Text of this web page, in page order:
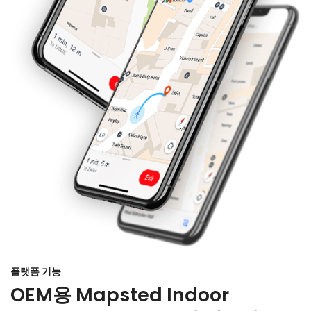
플랫폼 기능
OEM용 Mapsted Indoor